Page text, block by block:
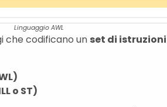
Linguaggio AWL
che codificano un set di istruzioni
o ST)